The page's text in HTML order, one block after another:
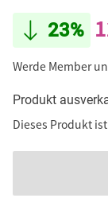
23%
Werde Member
Produkt
Dieses Produkt